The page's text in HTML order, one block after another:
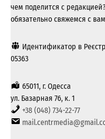
чем поделится с
обязательно свяжемся с
Идентификатор в
05363
65011, г. Одесса
ул. Базарная 76, к. 1
+38 (048) 734-22-77